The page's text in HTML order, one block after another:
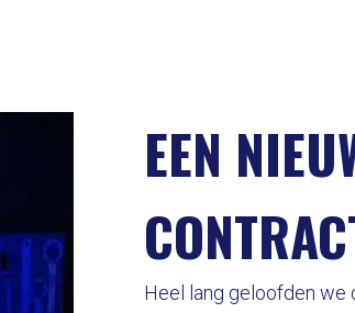
EEN
Heel lang geloofden we